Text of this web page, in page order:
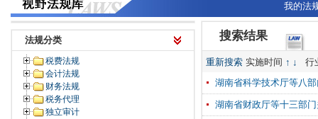
我的法
法规分类
税费法规
会计法规
财务法规
税务代理
独立审计
搜索结果
重新搜索 实施时间 ↑ ↓
行
湖南省科学技术厅等八
湖南省财政厅等十三部